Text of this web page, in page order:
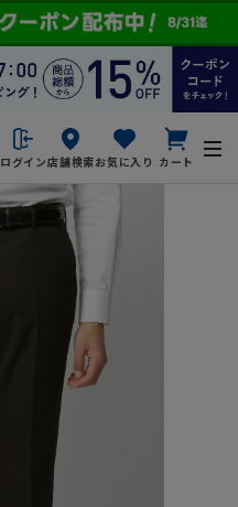
ログイン店舗検索お気に入り カート